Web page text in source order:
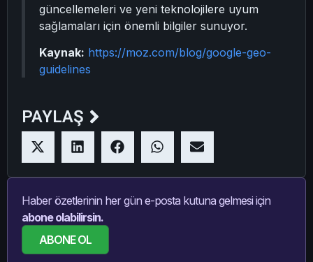
güncellemeleri ve yeni teknolojilere uyum
sağlamaları için önemli bilgiler sunuyor.
Kaynak: https://moz.com/blog/google-geo-
guidelines
PAYLAŞ
Haber özetlerinin her gün e-posta kutuna gelmesi için
abone olabilirsin.
ABONE OL